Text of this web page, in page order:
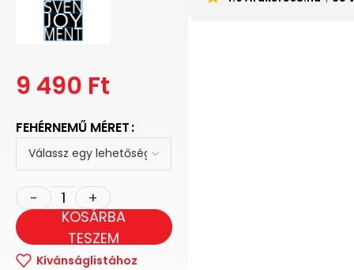
9 490 Ft
FEHÉRNEMŰ MÉRET
KOSÁRBA
TESZEM
Kívánságlistához